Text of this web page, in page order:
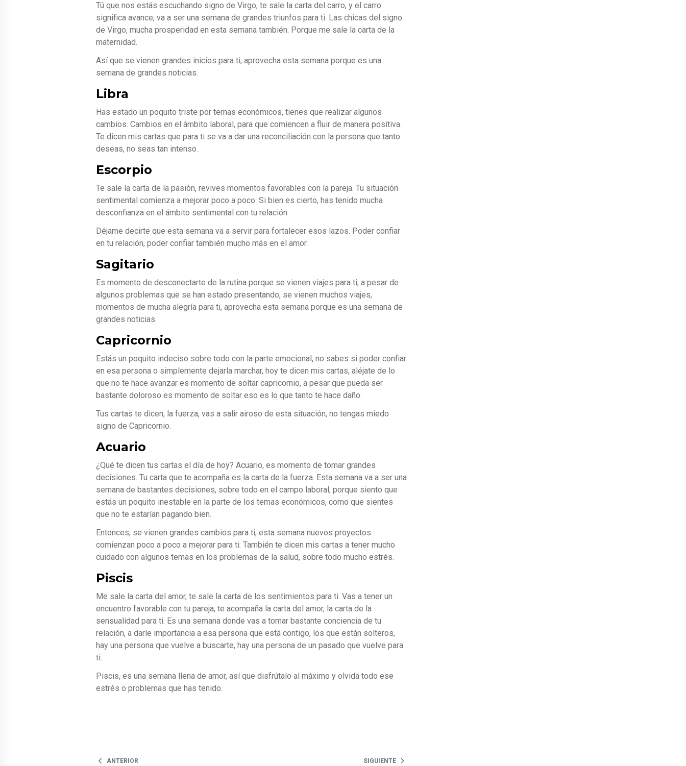
Tú que nos estás escuchando signo de Virgo, te sale la carta del carro, y el carro
significa avance, va a ser una semana de grandes triunfos para ti. Las chicas del signo
de Virgo, mucha prosperidad en esta semana también. Porque me sale la carta de la
maternidad.
Así que se vienen grandes inicios para ti, aprovecha esta semana porque es una
semana de grandes noticias.
Libra
Has estado un poquito triste por temas económicos, tienes que realizar algunos
cambios. Cambios en el ámbito laboral, para que comiencen a fluir de manera positiva.
Te dicen mis cartas que para ti se va a dar una reconciliación con la persona que tanto
deseas, no seas tan intenso.
Escorpio
Te sale la carta de la pasión, revives momentos favorables con la pareja. Tu situación
sentimental comienza a mejorar poco a poco. Si bien es cierto, has tenido mucha
desconfianza en el ámbito sentimental con tu relación.
Déjame decirte que esta semana va a servir para fortalecer esos lazos. Poder confiar
en tu relación, poder confiar también mucho más en el amor.
Sagitario
Es momento de desconectarte de la rutina porque se vienen viajes para ti, a pesar de
algunos problemas que se han estado presentando, se vienen muchos viajes,
momentos de mucha alegría para ti, aprovecha esta semana porque es una semana de
grandes noticias.
Capricornio
Estás un poquito indeciso sobre todo con la parte emocional, no sabes si poder confiar
en esa persona o simplemente dejarla marchar, hoy te dicen mis cartas, aléjate de lo
que no te hace avanzar es momento de soltar capricornio, a pesar que pueda ser
bastante doloroso es momento de soltar eso es lo que tanto te hace daño.
Tus cartas te dicen, la fuerza, vas a salir airoso de esta situación, no tengas miedo
signo de Capricornio.
Acuario
¿Qué te dicen tus cartas el día de hoy? Acuario, es momento de tomar grandes
decisiones. Tu carta que te acompaña es la carta de la fuerza. Esta semana va a ser una
semana de bastantes decisiones, sobre todo en el campo laboral, porque siento que
estás un poquito inestable en la parte de los temas económicos, como que sientes
que no te estarían pagando bien.
Entonces, se vienen grandes cambios para ti, esta semana nuevos proyectos
comienzan poco a poco a mejorar para ti. También te dicen mis cartas a tener mucho
cuidado con algunos temas en los problemas de la salud, sobre todo mucho estrés.
Piscis
Me sale la carta del amor, te sale la carta de los sentimientos para ti. Vas a tener un
encuentro favorable con tu pareja, te acompaña la carta del amor, la carta de la
sensualidad para ti. Es una semana donde vas a tomar bastante conciencia de tu
relación, a darle importancia a esa persona que está contigo, los que están solteros,
hay una persona que vuelve a buscarte, hay una persona de un pasado que vuelve para
ti.
Piscis, es una semana llena de amor, así que disfrútalo al máximo y olvida todo ese
estrés o problemas que has tenido.
ANTERIOR SIGUIENTE